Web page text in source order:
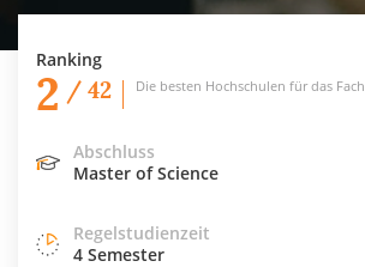
Ranking
2 / 42 Die besten Hochschulen für das Fach
Abschluss
Master of Science
Regelstudienzeit
4 Semester